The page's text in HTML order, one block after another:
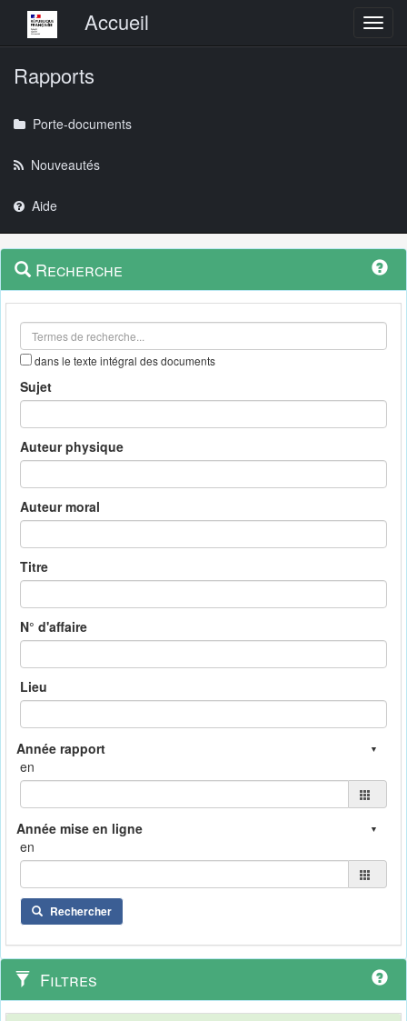
Menu principalAccueil
Rapports
Porte-documents
Nouveautés
Aide
Navigation
outils
Menu
contextuel
Recherche
dans le texte intégral des documents
Sujet
Auteur physique
Auteur moral
Titre
N° d'affaire
Lieu
en
en
Rechercher
Filtres